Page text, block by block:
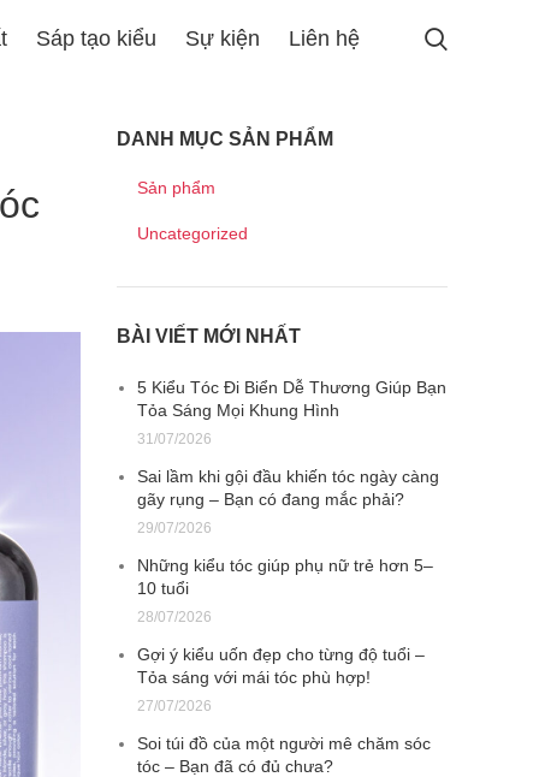
Sáp tạo kiểu Sự kiện Liên hệ
DANH MỤC SẢN PHẨM
Sản phẩm
Uncategorized
BÀI VIẾT MỚI NHẤT
5 Kiểu Tóc Đi Biển Dễ Thương Giúp Bạn
Tỏa Sáng Mọi Khung Hình
31/07/2026
Sai lầm khi gội đầu khiến tóc ngày càng
gãy rụng – Bạn có đang mắc phải?
29/07/2026
Những kiểu tóc giúp phụ nữ trẻ hơn 5–
10 tuổi
28/07/2026
Gợi ý kiểu uốn đẹp cho từng độ tuổi –
Tỏa sáng với mái tóc phù hợp!
27/07/2026
Soi túi đồ của một người mê chăm sóc
tóc – Bạn đã có đủ chưa?